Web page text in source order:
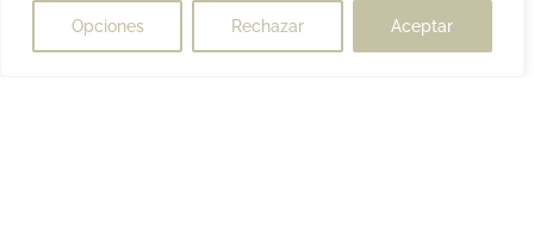
Opciones Rechazar Aceptar